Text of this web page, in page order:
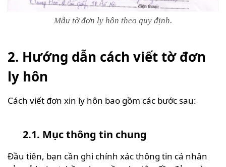
Mẫu tờ đơn ly hôn theo quy định.
2. Hướng dẫn cách viết tờ đơn
ly hôn
Cách viết đơn xin ly hôn bao gồm các bước sau:
2.1. Mục thông tin chung
Đầu tiên, bạn cần ghi chính xác thông tin cá nhân